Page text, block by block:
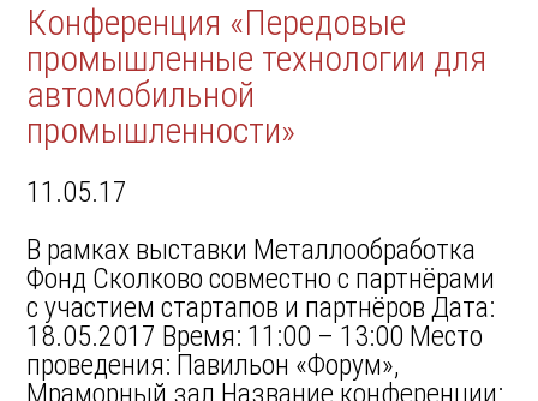
Конференция «Передовые
промышленные технологии для
автомобильной
промышленности»
11.05.17
В рамках выставки Металлообработка
Фонд Сколково совместно с партнёрами
c участием стартапов и партнёров Дата:
18.05.2017 Время: 11:00 – 13:00 Место
проведения: Павильон «Форум»,
Мраморный зал Название конференции: